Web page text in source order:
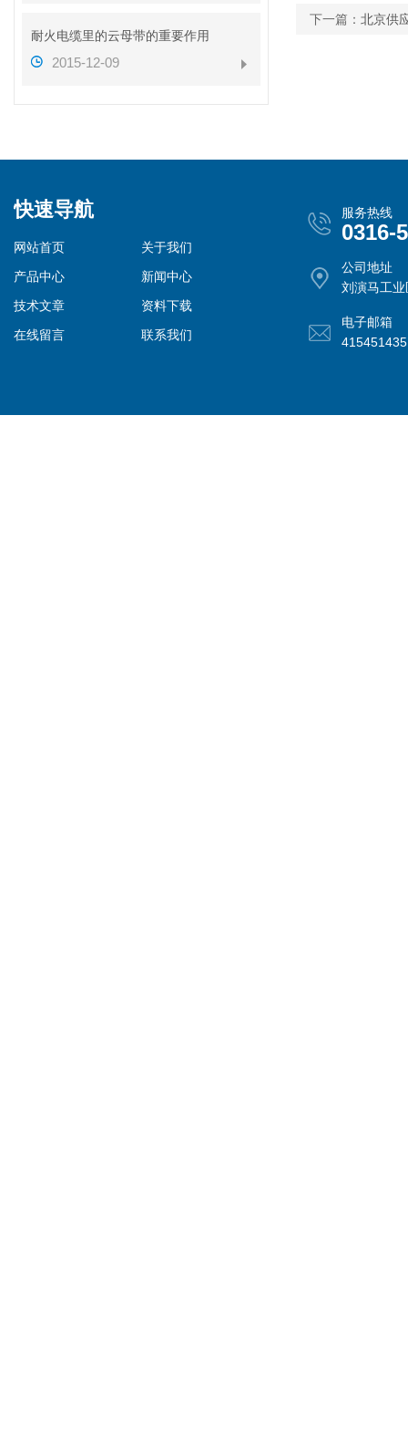
耐火电缆里的云母带的重要作用
2015-12-09
下一篇： 北京供
快速导航
网站首页
关于我们
产品中心
新闻中心
技术文章
资料下载
在线留言
联系我们
服务热线
0316-
公司地址
刘演马工业
电子邮箱